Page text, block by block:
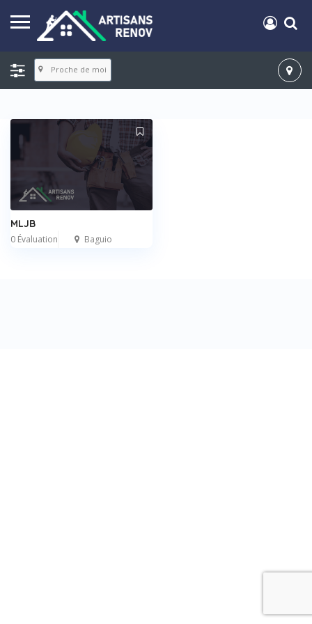
Proche de moi
MLJB
0 Évaluation Baguio